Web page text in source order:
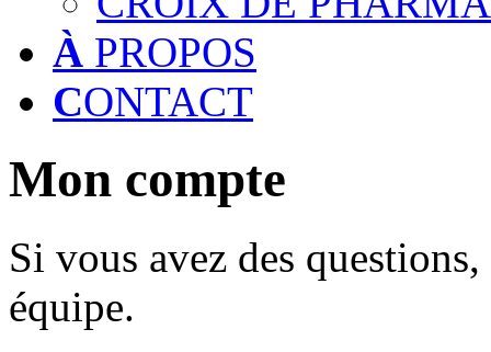
À PROPOS
CONTACT
Mon compte
Si vous avez des
équipe.